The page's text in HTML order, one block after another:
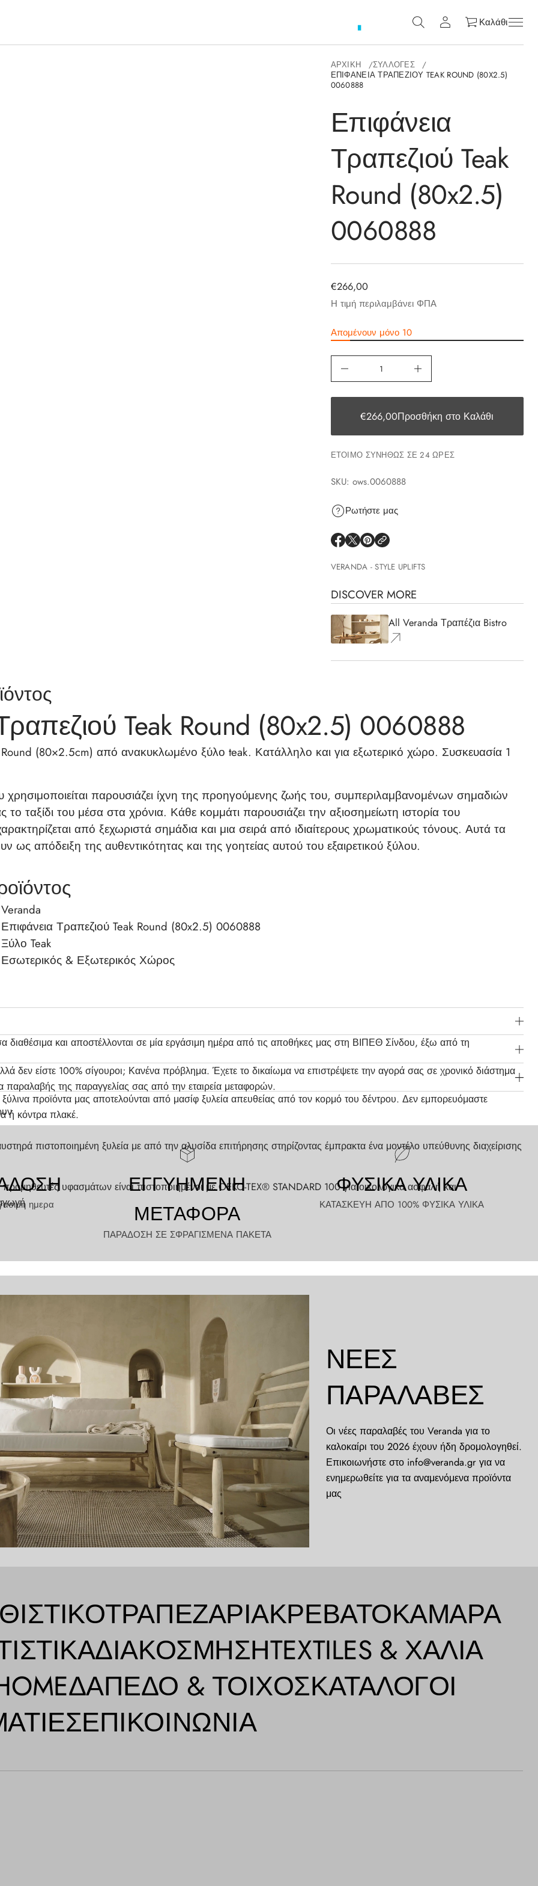
Καλάθι
ΑΡΧΙΚΉ
ΣΥΛΛΟΓΈΣ
ΕΠΙΦΆΝΕΙΑ ΤΡΑΠΕΖΙΟΎ TEAK ROUND (80X2.5)
0060888
Επιφάνεια
Τραπεζιού Teak
Round (80x2.5)
0060888
€266,00
Η τιμή περιλαμβάνει ΦΠΑ
Απομένουν μόνο 10
€266,00Προσθήκη στο Καλάθι
ΈΤΟΙΜΟ ΣΥΝΉΘΩΣ ΣΕ 24 ΏΡΕΣ
SKU: ows.0060888
Ρωτήστε μας
VERANDA - STYLE UPLIFTS
DISCOVER MORE
All Veranda Τραπέζια Bistro
Teak Round (80x2.5) 0060888
Round (80×2.5cm) από ανακυκλωμένο ξύλο teak. Κατάλληλο και για εξωτερικό χώρο. Συσκευασία 1
παρουσιάζει ίχνη της προηγούμενης ζωής του, συμπεριλαμβανομένων σημαδιών
ταξίδι του μέσα στα χρόνια. Κάθε κομμάτι παρουσιάζει την αξιοσημείωτη ιστορία του
από ξεχωριστά σημάδια και μια σειρά από ιδιαίτερους χρωματικούς τόνους. Αυτά τα
ως απόδειξη της αυθεντικότητας και της γοητείας αυτού του εξαιρετικού ξύλου.
Veranda
Επιφάνεια Τραπεζιού Teak Round (80x2.5) 0060888
Ξύλο Teak
Εσωτερικός & Εξωτερικός Χώρος
διαθέσιμα και αποστέλλονται σε μία εργάσιμη ημέρα από τις αποθήκες μας στη ΒΙΠΕΘ Σίνδου, έξω από τη
δεν είστε 100% σίγουροι; Κανένα πρόβλημα. Έχετε το δικαίωμα να επιστρέψετε την αγορά σας σε χρονικό διάστημα
της παραγγελίας σας από την εταιρεία μεταφορών.
προϊόντα μας αποτελούνται από μασίφ ξυλεία απευθείας από τον κορμό του δέντρου. Δεν εμπορευόμαστε
ή κόντρα πλακέ.
πιστοποιημένη ξυλεία με από την αλυσίδα επιτήρησης στηρίζοντας έμπρακτα ένα μοντέλο υπεύθυνης διαχείρισης
προμηθευτές υφασμάτων είναι πιστοποιημένοι με OEKO-TEX® STANDARD 100 για οικολογικά ασφαλή και
ημερα
ΕΓΓΥΗΜΕΝΗ
ΜΕΤΑΦΟΡΑ
ΠΑΡΑΔΟΣΗ ΣΕ ΣΦΡΑΓΙΣΜΕΝΑ ΠΑΚΕΤΑ
ΦΥΣΙΚΑ ΥΛΙΚΑ
ΚΑΤΑΣΚΕΥΗ ΑΠΟ 100% ΦΥΣΙΚΑ ΥΛΙΚΑ
ΝΈΕΣ
ΠΑΡΑΛΑΒΈΣ
Οι νέες παραλαβές του Veranda για το
καλοκαίρι του 2026 έχουν ήδη δρομολογηθεί.
Επικοιωνήστε στο info@veranda.gr για να
ενημερωθείτε για τα αναμενόμενα προϊόντα
μας
ΤΡΑΠΕΖΑΡΊΑΚΡΕΒΑΤΟΚΆΜΑΡΑ
ΔΙΑΚΌΣΜΗΣΗTEXTILES & ΧΑΛΙΆ
ΔΆΠΕΔΟ & ΤΟΊΧΟΣΚΑΤΆΛΟΓΟΙ
ΕΠΙΚΟΙΝΩΝΊΑ